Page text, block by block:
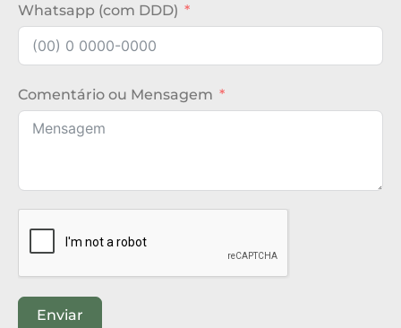
Whatsapp (com DDD)
Comentário ou Mensagem
Enviar